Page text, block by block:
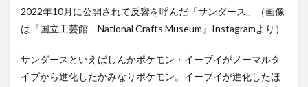
2022年10月に公開されて反響を呼んだ「サンダース」（画像
は『国立工芸館 National Crafts Museum』Instagramより）
サンダースといえばしんかポケモン・イーブイがノーマルタ
イプから進化したかみなりポケモン。イーブイが進化したほ